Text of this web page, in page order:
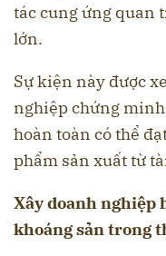
tác cung ứng quan
lớn.
Sự kiện này được
nghiệp chứng
hoàn toàn có thể
phẩm sản xuất từ
Xây doanh nghiệp
khoáng sản trong